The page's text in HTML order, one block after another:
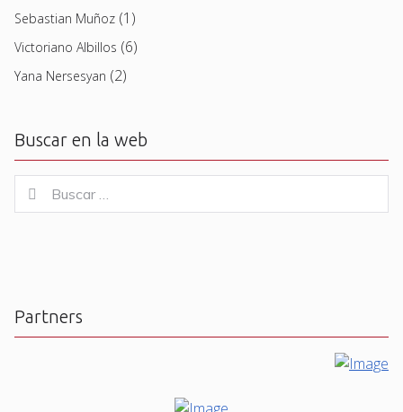
Sebastian Muñoz (1)
Victoriano Albillos (6)
Yana Nersesyan (2)
Buscar en la web
for:
Buscar
Partners